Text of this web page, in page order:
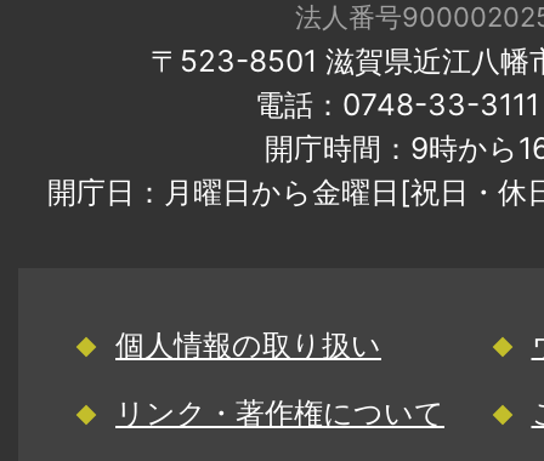
法人番号
〒523-8501 滋賀県近江八幡
電話：0748-33-
開庁時間：9時から
開庁日：月曜日から金曜日[祝日・
個人情報の取り扱い
リンク・著作権について